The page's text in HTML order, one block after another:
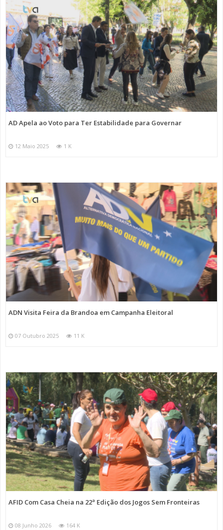
AD Apela ao Voto para Ter Estabilidade para Governar
12 Maio 2025 1 K
ADN Visita Feira da Brandoa em Campanha Eleitoral
07 Outubro 2025 11 K
AFID Com Casa Cheia na 22ª Edição dos Jogos Sem Fronteiras
08 Junho 2026 164 K